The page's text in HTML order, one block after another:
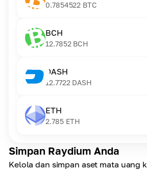
Simpan Raydium Anda
Kelola dan simpan aset mata uang
0.7854522 BTC
BCH
12.7852 BCH
DASH
12.7722 DASH
ETH
2.785 ETH